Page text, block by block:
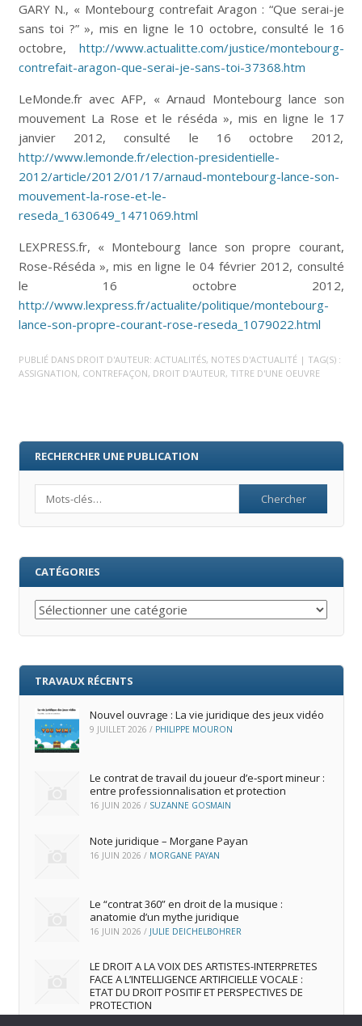
GARY N., « Montebourg contrefait Aragon : “Que serai-je
sans toi ?” », mis en ligne le 10 octobre, consulté le 16
octobre, http://www.actualitte.com/justice/montebourg-
contrefait-aragon-que-serai-je-sans-toi-37368.htm
LeMonde.fr avec AFP, « Arnaud Montebourg lance son
mouvement La Rose et le réséda », mis en ligne le 17
janvier 2012, consulté le 16 octobre 2012,
http://www.lemonde.fr/election-presidentielle-
2012/article/2012/01/17/arnaud-montebourg-lance-son-
mouvement-la-rose-et-le-
reseda_1630649_1471069.html
LEXPRESS.fr, « Montebourg lance son propre courant,
Rose-Réséda », mis en ligne le 04 février 2012, consulté
le 16 octobre 2012,
http://www.lexpress.fr/actualite/politique/montebourg-
lance-son-propre-courant-rose-reseda_1079022.html
PUBLIÉ DANS DROIT D'AUTEUR: ACTUALITÉS, NOTES D'ACTUALITÉ | TAG(S) :
ASSIGNATION, CONTREFAÇON, DROIT D'AUTEUR, TITRE D'UNE OEUVRE
RECHERCHER UNE PUBLICATION
CATÉGORIES
Catégories
TRAVAUX RÉCENTS
Nouvel ouvrage : La vie juridique des jeux vidéo
9 JUILLET 2026 / PHILIPPE MOURON
Le contrat de travail du joueur d’e‑sport mineur :
entre professionnalisation et protection
16 JUIN 2026 / SUZANNE GOSMAIN
Note juridique – Morgane Payan
16 JUIN 2026 / MORGANE PAYAN
Le “contrat 360” en droit de la musique :
anatomie d’un mythe juridique
16 JUIN 2026 / JULIE DEICHELBOHRER
LE DROIT A LA VOIX DES ARTISTES-INTERPRETES
FACE A L’INTELLIGENCE ARTIFICIELLE VOCALE :
ETAT DU DROIT POSITIF ET PERSPECTIVES DE
PROTECTION